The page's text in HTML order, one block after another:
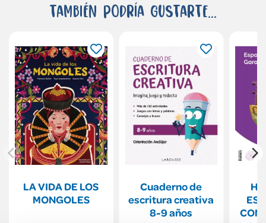
También podría gustarte...
LA VIDA DE LOS
MONGOLES
Cuaderno de
escritura creativa
8-9 años